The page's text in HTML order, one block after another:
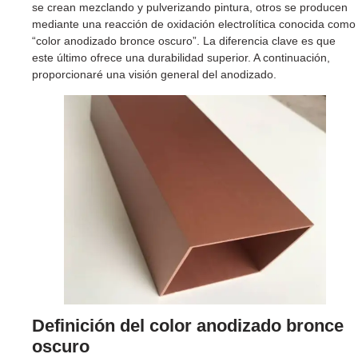
se crean mezclando y pulverizando pintura, otros se producen
mediante una reacción de oxidación electrolítica conocida como
“color anodizado bronce oscuro”. La diferencia clave es que
este último ofrece una durabilidad superior. A continuación,
proporcionaré una visión general del anodizado.
Definición del color anodizado bronce
oscuro